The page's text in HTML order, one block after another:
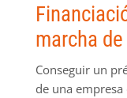
marcha
Conseguir un
de una